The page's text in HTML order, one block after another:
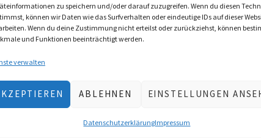
zu speichern und/oder darauf zuzugreifen. Wenn du diesen
können wir Daten wie das Surfverhalten oder eindeutige IDs auf dieser
Wenn du deine Zustimmung nicht erteilst oder zurückziehst, können
und Funktionen beeinträchtigt werden.
verwalten
ABLEHNEN EINSTELLUNGEN
DatenschutzerklärungImpressum